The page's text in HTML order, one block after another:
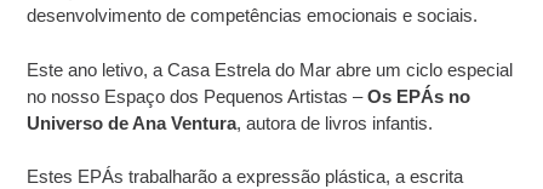
desenvolvimento de competências emocionais e sociais.
Este ano letivo, a Casa Estrela do Mar abre um ciclo especial
no nosso Espaço dos Pequenos Artistas –Os EPÁs no
Universo de Ana Ventura, autora de livros infantis.
Estes EPÁs trabalharão a expressão plástica, a escrita